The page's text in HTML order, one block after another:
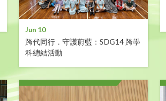
Jun 10
跨代同行．守護蔚藍：SDG14 跨學
科總結活動